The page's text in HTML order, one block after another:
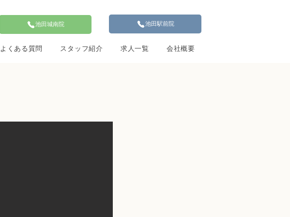
池田城南院 池田駅前院
よくある質問 スタッフ紹介 求人一覧 会社概要